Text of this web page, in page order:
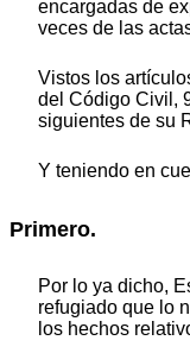
encargadas de
veces de las
Vistos los
del Código Civil,
siguientes de su
Y teniendo en
Primero.
Por lo ya dicho,
refugiado que lo
los hechos